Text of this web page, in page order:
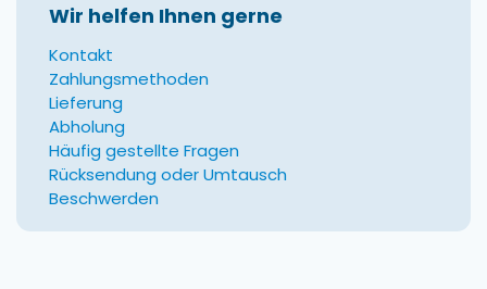
Wir helfen Ihnen gerne
Kontakt
Zahlungsmethoden
Lieferung
Abholung
Häufig gestellte Fragen
Rücksendung oder Umtausch
Beschwerden